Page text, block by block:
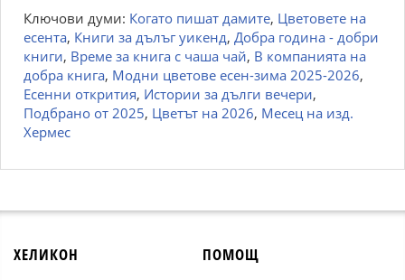
Ключови думи: Когато пишат дамите, Цветовете на
есента, Книги за дълъг уикенд, Добра година - добри
книги, Време за книга с чаша чай, В компанията на
добра книга, Модни цветове есен-зима 2025-2026,
Есенни открития, Истории за дълги вечери,
Подбрано от 2025, Цветът на 2026, Месец на изд.
Хермес
ХЕЛИКОН ПОМОЩ